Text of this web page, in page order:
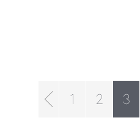
1 2 3